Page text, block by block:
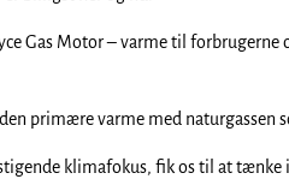
Gas Motor – varme til
primære varme med naturgassen
klimafokus, fik os til at tænke